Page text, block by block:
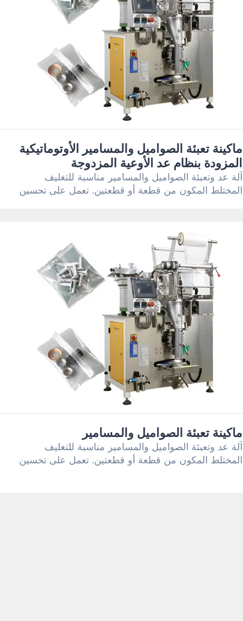
ماكينة تعبئة الصواميل والمسامير الأوتوماتيكية
المزودة بنظام عد الأوعية المزدوجة
آلة عد وتعبئة الصواميل والمسامير مناسبة للتغليف
المختلط المكون من قطعة أو قطعتين. تعمل على تحسين
ماكينة تعبئة الصواميل والمسامير
آلة عد وتعبئة الصواميل والمسامير مناسبة للتغليف
المختلط المكون من قطعة أو قطعتين. تعمل على تحسين